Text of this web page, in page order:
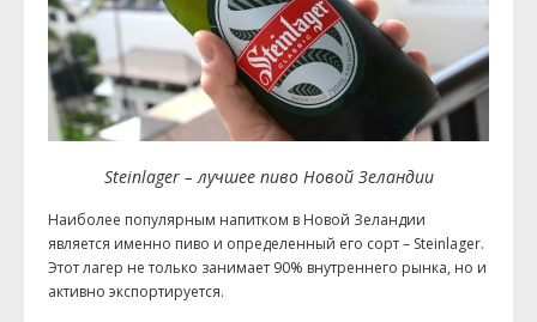
Steinlager – лучшее пиво Новой Зеландии
Наиболее популярным напитком в Новой Зеландии
является именно пиво и определенный его сорт – Steinlager.
Этот лагер не только занимает 90% внутреннего рынка, но и
активно экспортируется.